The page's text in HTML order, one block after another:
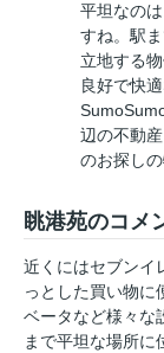
平坦なの
すね。駅
立地する
良好で快
辺の不動
のお探し
眺港苑のコメ
近くにはセブンイ
っとした買い物に
ベータなど様々な
まで平坦な場所に